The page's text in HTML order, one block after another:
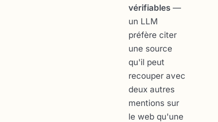
vérifiables —
un LLM
préfère citer
une source
qu'il peut
recouper avec
deux autres
mentions sur
le web qu'une